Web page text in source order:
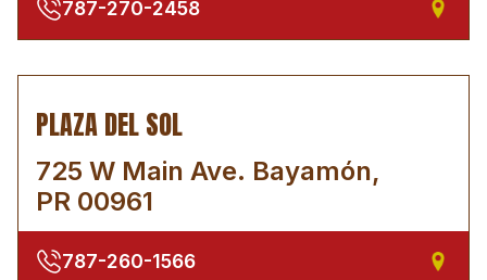
787-270-2458
PLAZA DEL SOL
725 W Main Ave. Bayamón,
PR 00961
787-260-1566